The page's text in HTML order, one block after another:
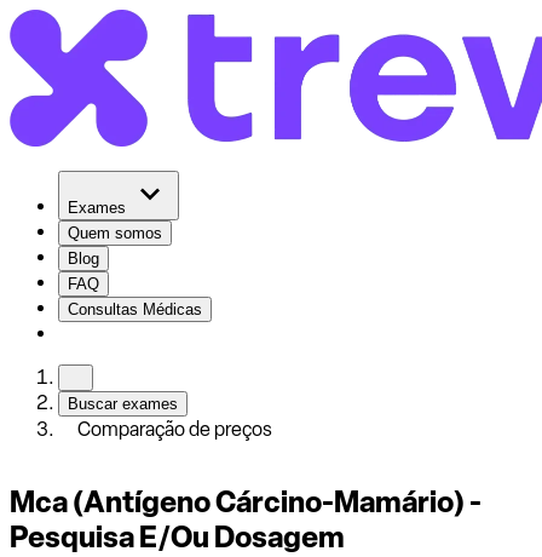
Exames
Quem somos
Blog
FAQ
Consultas Médicas
Buscar exames
Comparação de preços
Mca (Antígeno Cárcino-Mamário) -
Pesquisa E/Ou Dosagem